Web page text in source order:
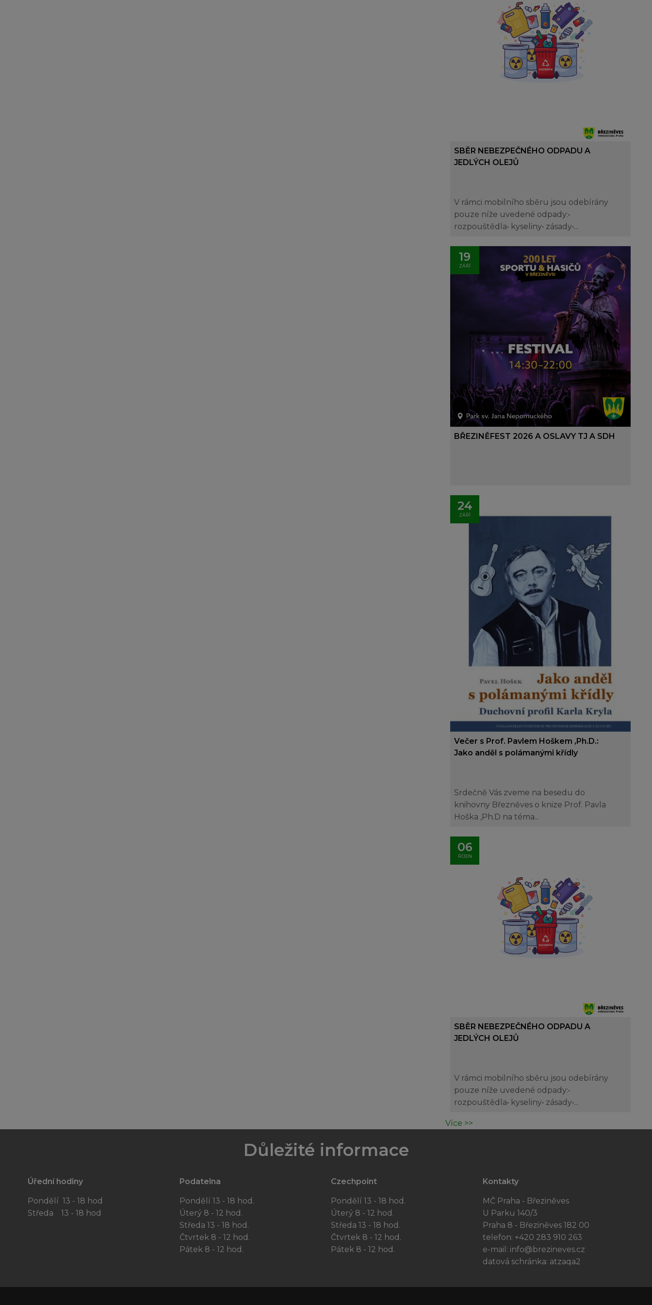
SBĚR NEBEZPEČNÉHO ODPADU A
JEDLÝCH OLEJŮ
V rámci mobilního sběru jsou odebírány
pouze níže uvedené odpady:•
rozpouštědla• kyseliny• zásady•...
19
ZÁŘÍ
BŘEZINĚFEST 2026 A OSLAVY TJ A SDH
24
ZÁŘÍ
Večer s Prof. Pavlem Hoškem ,Ph.D.:
Jako anděl s polámanými křídly
Srdečně Vás zveme na besedu do
knihovny Březněves o knize Prof. Pavla
Hoška ,Ph.D na téma...
06
ŘÍJEN
SBĚR NEBEZPEČNÉHO ODPADU A
JEDLÝCH OLEJŮ
V rámci mobilního sběru jsou odebírány
pouze níže uvedené odpady:•
rozpouštědla• kyseliny• zásady•...
Více >>
Důležité informace
Úřední hodiny
Pondělí 13 - 18 hod
Středa 13 - 18 hod
Podatelna
Pondělí 13 - 18 hod.
Úterý 8 - 12 hod.
Středa 13 - 18 hod.
Čtvrtek 8 - 12 hod.
Pátek 8 - 12 hod.
Czechpoint
Pondělí 13 - 18 hod.
Úterý 8 - 12 hod.
Středa 13 - 18 hod.
Čtvrtek 8 - 12 hod.
Pátek 8 - 12 hod.
Kontakty
MČ Praha - Březiněves
U Parku 140/3
Praha 8 - Březiněves 182 00
telefon: +420 283 910 263
e-mail: info@brezineves.cz
datová schránka: atzaqa2